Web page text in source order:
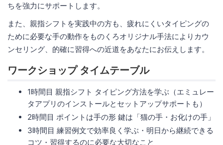
ちを強力にサポートします。
また、親指シフトを実践中の方も、疲れにくいタイピングの
ために必要な手の動作をものくろオリジナル手法によりカウ
ンセリング、的確に習得への近道をあなたにお伝えします。
ワークショップ タイムテーブル
1時間目 親指シフト タイピング方法を学ぶ（エミュレー
タアプリのインストールとセットアップサポートも）
2時間目 ポイントは手の形 鍵は「猫の手・お化けの手」
3時間目 練習例文で効率良く学ぶ・明日から継続できる
コツ・習得するのに必要な大切なこと